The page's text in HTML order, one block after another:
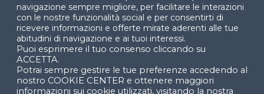
© 2024 Copyright © Politecnico di Milano Dipartimento
di Ingegneria Gestionale
navigazione sempre migliore, per facilitare le interazioni
con le nostre funzionalità social e per consentirti di
ricevere informazioni e offerte mirate aderenti alle tue
abitudini di navigazione e ai tuoi interessi.
Puoi esprimere il tuo consenso cliccando su
ACCETTA.
Potrai sempre gestire le tue preferenze accedendo al
nostro COOKIE CENTER e ottenere maggiori
informazioni sui cookie utilizzati, visitando la nostra